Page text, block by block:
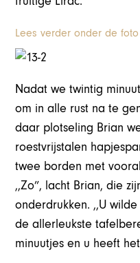
Lees verder onder de
Nadat we twintig
om in alle rust na te
daar plotseling Brian
roestvrijstalen
twee borden met
,,Zo”, lacht Brian, die
onderdrukken. ,,U
de allerleukste
minuutjes en u heeft